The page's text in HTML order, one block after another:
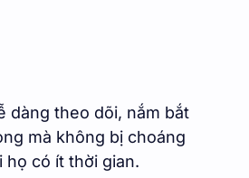
dàng theo dõi, nắm bắt
mà không bị choáng
họ có ít thời gian.